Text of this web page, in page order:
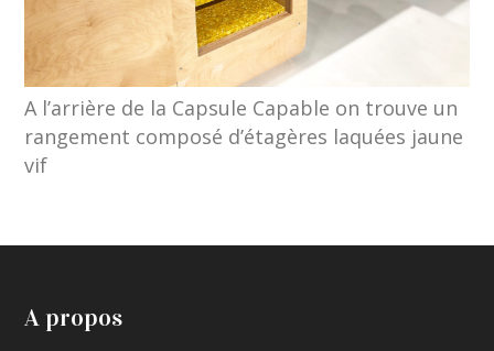
A l’arrière de la Capsule Capable on trouve un
rangement composé d’étagères laquées jaune
vif
A propos